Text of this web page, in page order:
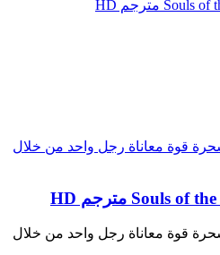
قوة معاناة رجل واحد من خلال
قوة معاناة رجل واحد من خلال